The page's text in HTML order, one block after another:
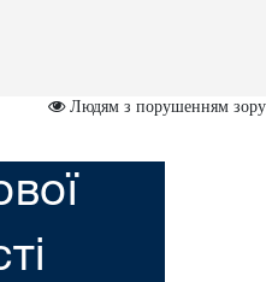
Людям з порушенням зору